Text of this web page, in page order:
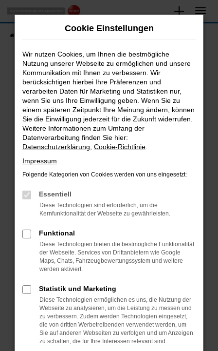
Zum
Hauptinhalt
springen
Fahrzeugsuche
Fehler: Network Error
Beim Laden ist ein Fehler aufgetreten.
Hier sind ein paar Tipps, die dir helfen können:
Überprüfe deine Firewall und deine
Internetverbindung.
Laden andere Webseiten, zum Beispiel deine
Suchmaschine?
Prüfe deine Browsererweiterungen.
können das Laden bestimmter Seiten
verhindern. Funktioniert die Seite in einem
anderen Browser oder in einem privaten
Starte dein Gerät neu.
Das kann manchmal helfen, vorübergehende
Probleme zu beheben.
Betriebssystem auf dem neuesten Stand
sind.
Veraltete Software birgt nicht nur ein
Sicherheitsrisiko, sondern kann auch dazu
führen, dass bestimmte Funktionen nicht mehr
unterstützt werden.
Cookie Einstellungen
Wir nutzen Cookies, um Ihnen die bestmögliche
Nutzung unserer Webseite zu ermöglichen und unsere
Kommunikation mit Ihnen zu verbessern. Wir
berücksichtigen hierbei Ihre Präferenzen und
verarbeiten Daten für Marketing und Statistiken nur,
wenn Sie uns Ihre Einwilligung geben. Wenn Sie zu
einem späteren Zeitpunkt Ihre Meinung ändern, können
Sie die Einwilligung jederzeit für die Zukunft widerrufen.
Weitere Informationen zum Umfang der
Datenverarbeitung finden Sie hier:
Datenschutzerklärung Cookie-Richtlinie
Impressum
Folgende Kategorien von Cookies werden von uns eingesetzt:
Essentiell
Diese Technologien sind erforderlich, um die
Kernfunktionalität der Webseite zu gewährleisten.
Funktional
Diese Technologien bieten die bestmögliche Funktionalität
der Webseite. Services von Drittanbietern wie Google
Maps, Chats, Fahrzeugbewertungssystem und weitere
werden aktiviert.
Statistik und Marketing
Diese Technologien ermöglichen es uns, die Nutzung der
Webseite zu analysieren, um die Leistung zu messen und
zu verbessern. Zudem werden Technologien eingesetzt,
die von dritten Werbetreibenden verwendet werden, um
Sie auf anderen Webseiten zu verfolgen und um Anzeigen
zu schalten, die für Ihre Interessen relevant sind.